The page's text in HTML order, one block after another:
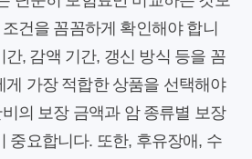
건을 꼼꼼하게 확인해야 합니
간, 감액 기간, 갱신 방식 등을 꼼
게 가장 적합한 상품을 선택해야
의 보장 금액과 암 종류별 보장
중요합니다. 또한, 후유장애, 수